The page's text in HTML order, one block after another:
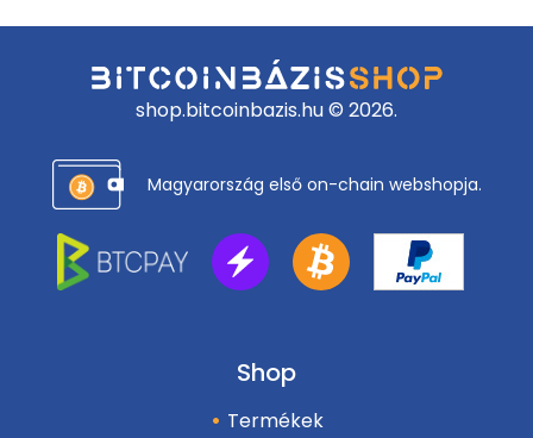
shop.bitcoinbazis.hu © 2026.
Magyarország első on-chain webshopja.
Shop
Termékek